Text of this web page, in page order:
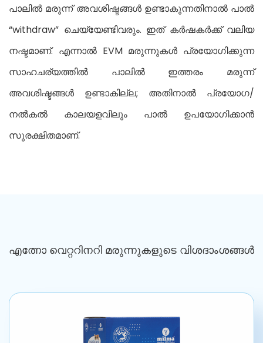
പാലിൽ മരുന്ന് അവശിഷ്ടങ്ങൾ ഉണ്ടാകുന്നതിനാൽ പാൽ
“withdraw” ചെയ്യേണ്ടിവരും. ഇത് കർഷകർക്ക് വലിയ
നഷ്ടമാണ്. എന്നാൽ EVM മരുന്നുകൾ പ്രയോഗിക്കുന്ന
സാഹചര്യത്തിൽ പാലിൽ ഇത്തരം മരുന്ന്
അവശിഷ്ടങ്ങൾ ഉണ്ടാകില്ല; അതിനാൽ പ്രയോഗ/
നൽകൽ കാലയളവിലും പാൽ ഉപയോഗിക്കാൻ
സുരക്ഷിതമാണ്.
എത്നോ വെറ്ററിനറി മരുന്നുകളുടെ വിശദാംശങ്ങൾ